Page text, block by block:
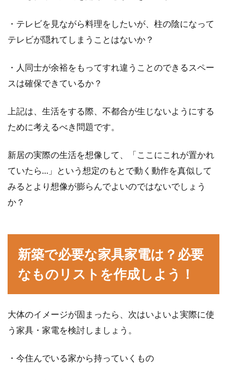
・テレビを見ながら料理をしたいが、柱の陰になって
テレビが隠れてしまうことはないか？
・人同士が余裕をもってすれ違うことのできるスペー
スは確保できているか？
上記は、生活をする際、不都合が生じないようにする
ために考えるべき問題です。
新居の実際の生活を想像して、「ここにこれが置かれ
ていたら…」という想定のもとで動く動作を真似して
みるとより想像が膨らんでよいのではないでしょう
か？
新築で必要な家具家電は？必要
なものリストを作成しよう！
大体のイメージが固まったら、次はいよいよ実際に使
う家具・家電を検討しましょう。
・今住んでいる家から持っていくもの